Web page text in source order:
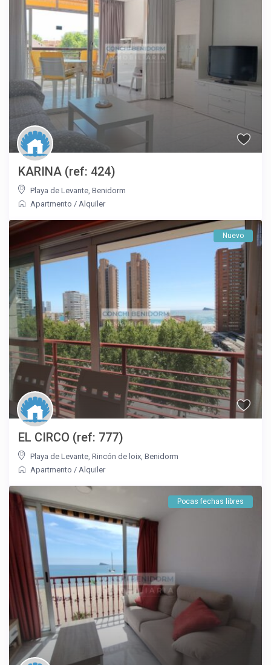
KARINA (ref: 424)
Playa de Levante ,Benidorm
Apartmento / Alquiler
Nuevo
EL CIRCO (ref: 777)
Playa de Levante ,Rincón de loix ,Benidorm
Apartmento / Alquiler
Pocas fechas libres